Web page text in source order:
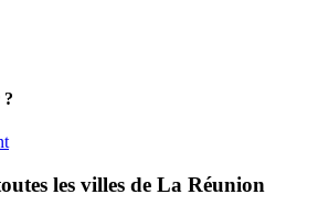
?
les villes de La Réunion